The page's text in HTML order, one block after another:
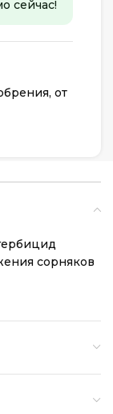
сейчас!
от
сорняков